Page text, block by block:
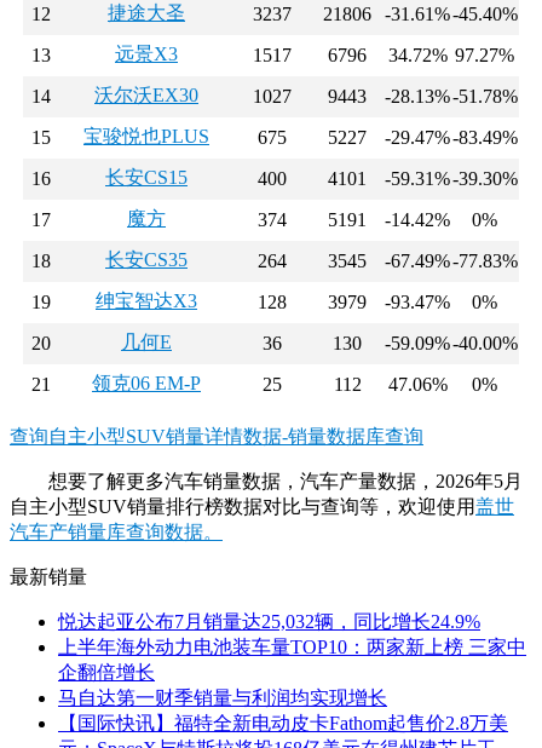
12
捷途大圣 3237 21806 -31.61%-45.40%
13
远景X3 1517 6796 34.72% 97.27%
14
沃尔沃EX30 1027 9443 -28.13%-51.78%
15
宝骏悦也PLUS 675 5227 -29.47%-83.49%
16
长安CS15 400 4101 -59.31%-39.30%
17
魔方 374 5191 -14.42%
0%
18
长安CS35 264 3545 -67.49%-77.83%
19
绅宝智达X3 128 3979 -93.47%
0%
20
几何E 36 130 -59.09%-40.00%
21
领克06 EM-P 25 112 47.06% 0%
查询自主小型SUV销量详情数据-销量数据库查询
想要了解更多汽车销量数据，汽车产量数据，2026年5月
自主小型SUV销量排行榜数据对比与查询等，欢迎使用盖世
汽车产销量库查询数据。
最新销量
悦达起亚公布7月销量达25,032辆，同比增长24.9%
上半年海外动力电池装车量TOP10：两家新上榜 三家中
企翻倍增长
马自达第一财季销量与利润均实现增长
【国际快讯】福特全新电动皮卡Fathom起售价2.8万美